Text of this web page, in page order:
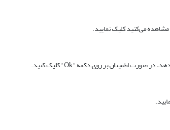
می‌کنید کلیک نمایید.
.در صورت اطمینان بر روی دکمه "Ok" کلیک کنید.